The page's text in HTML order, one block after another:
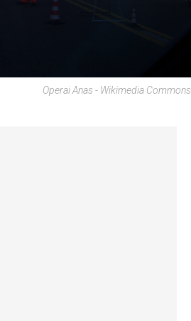
Operai Anas - Wikimedia Commons